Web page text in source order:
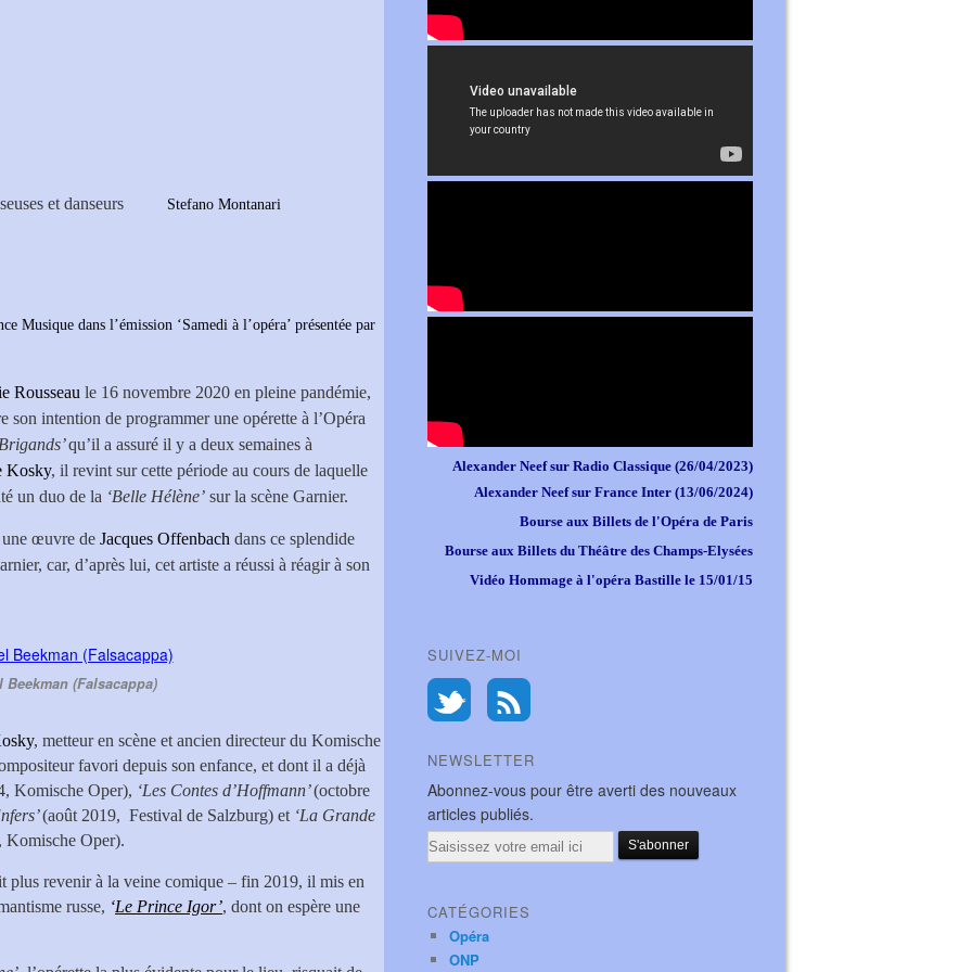
et danseurs Stefano Montanari
Musique dans l’émission ‘Samedi à l’opéra’ présentée par
Rousseau le 16 novembre 2020 en pleine pandémie,
son intention de programmer une opérette à l’Opéra
qu’il a assuré il y a deux semaines à
Kosky, il revint sur cette période au cours de laquelle
un duo de la ‘Belle Hélène’ sur la scène Garnier.
œuvre de Jacques Offenbach dans ce splendide
car, d’après lui, cet artiste a réussi à réagir à son
Beekman (Falsacappa)
, metteur en scène et ancien directeur du Komische
favori depuis son enfance, et dont il a déjà
Komische Oper), ‘Les Contes d’Hoffmann’(octobre
(août 2019, Festival de Salzburg) et ‘La Grande
Komische Oper).
plus revenir à la veine comique – fin 2019, il mis en
russe, ‘Le Prince Igor’, dont on espère une
Alexander Neef sur Radio Classique (26/04/2023)
Alexander Neef sur France Inter (13/06/2024)
Bourse aux Billets de l'Opéra de Paris
Bourse aux Billets du Théâtre des Champs-Elysées
Vidéo Hommage à l'opéra Bastille le 15/01/15
SUIVEZ-MOI
NEWSLETTER
Abonnez-vous pour être averti des nouveaux
articles publiés.
Email
CATÉGORIES
Opéra
ONP